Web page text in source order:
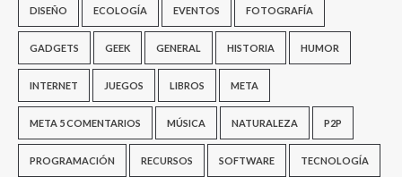
DISEÑO ECOLOGÍA EVENTOS FOTOGRAFÍA
GADGETS GEEK GENERAL HISTORIA HUMOR
INTERNET JUEGOS LIBROS META
META 5 COMENTARIOS MÚSICA NATURALEZA P2P
PROGRAMACIÓN RECURSOS SOFTWARE TECNOLOGÍA